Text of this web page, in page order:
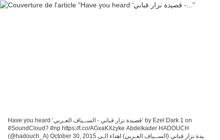
Have you heard ‘قصيدة نزار قباني - الســياف العـربي’ by Ezel Dark 1 on
#SoundCloud? #np https://t.co/AGxaKXzyke Abdelkader HADOUCH
(@hadouch_A) October 30, 2015 قصيدة نزار قباني (الســياف العـربي) اهداء الـى